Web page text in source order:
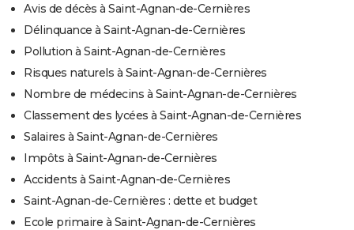
Avis de décès à Saint-Agnan-de-Cernières
Délinquance à Saint-Agnan-de-Cernières
Pollution à Saint-Agnan-de-Cernières
Risques naturels à Saint-Agnan-de-Cernières
Nombre de médecins à Saint-Agnan-de-Cernières
Classement des lycées à Saint-Agnan-de-Cernières
Salaires à Saint-Agnan-de-Cernières
Impôts à Saint-Agnan-de-Cernières
Accidents à Saint-Agnan-de-Cernières
Saint-Agnan-de-Cernières : dette et budget
Ecole primaire à Saint-Agnan-de-Cernières